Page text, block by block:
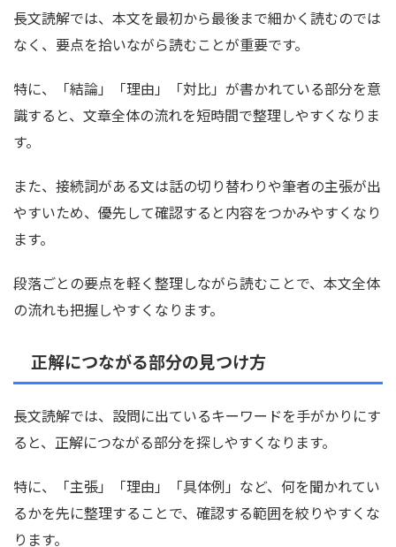
長文読解では、本文を最初から最後まで細かく読むのでは
なく、要点を拾いながら読むことが重要です。
特に、「結論」「理由」「対比」が書かれている部分を意
識すると、文章全体の流れを短時間で整理しやすくなりま
す。
また、接続詞がある文は話の切り替わりや筆者の主張が出
やすいため、優先して確認すると内容をつかみやすくなり
ます。
段落ごとの要点を軽く整理しながら読むことで、本文全体
の流れも把握しやすくなります。
正解につながる部分の見つけ方
長文読解では、設問に出ているキーワードを手がかりにす
ると、正解につながる部分を探しやすくなります。
特に、「主張」「理由」「具体例」など、何を聞かれてい
るかを先に整理することで、確認する範囲を絞りやすくな
ります。